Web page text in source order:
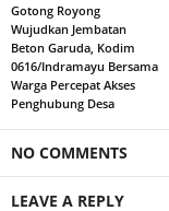
Gotong Royong
Wujudkan Jembatan
Beton Garuda, Kodim
0616/Indramayu Bersama
Warga Percepat Akses
Penghubung Desa
NO COMMENTS
LEAVE A REPLY